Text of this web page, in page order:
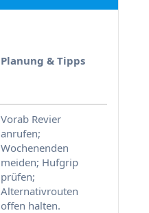
Planung & Tipps
Vorab Revier
anrufen;
Wochenenden
meiden; Hufgrip
prüfen;
Alternativrouten
offen halten.